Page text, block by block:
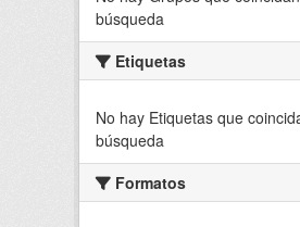
búsqueda
Etiquetas
No hay Etiquetas que
búsqueda
Formatos